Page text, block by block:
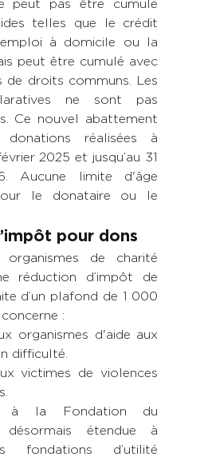
peut pas être cumulé
telles que le crédit
à domicile ou la
peut être cumulé avec
de droits communs. Les
ne sont pas
Ce nouvel abattement
donations réalisées à
2025 et jusqu’au 31
Aucune limite d'âge
le donataire ou le
pour dons
de charité
réduction d’impôt de
d’un plafond de 1 000
:
organismes d'aide aux
difficulté.
victimes de violences
à la Fondation du
désormais étendue à
fondations d’utilité